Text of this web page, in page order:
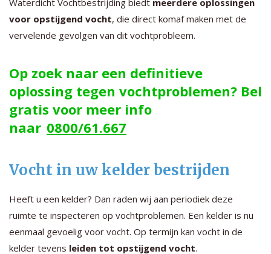
voor opstijgend vocht, die direct komaf maken met de
vervelende gevolgen van dit vochtprobleem.
Op zoek naar een definitieve
oplossing tegen vochtproblemen? Bel
gratis voor meer info
naar 0800/61.667
Vocht in uw kelder bestrijden
Heeft u een kelder? Dan raden wij aan periodiek deze
ruimte te inspecteren op vochtproblemen. Een kelder is nu
eenmaal gevoelig voor vocht. Op termijn kan vocht in de
kelder tevens leiden tot opstijgend vocht.